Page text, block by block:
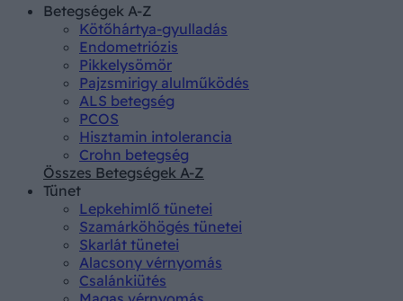
Betegségek A-Z
Kötőhártya-gyulladás
Endometriózis
Pikkelysömör
Pajzsmirigy alulműködés
ALS betegség
PCOS
Hisztamin intolerancia
Crohn betegség
Összes Betegségek A-Z
Tünet
Lepkehimlő tünetei
Szamárköhögés tünetei
Skarlát tünetei
Alacsony vérnyomás
Csalánkiütés